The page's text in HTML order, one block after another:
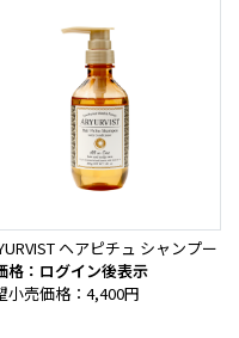
ヘアピチュ シャンプー
格：ログイン後表示
小売価格：4,400円